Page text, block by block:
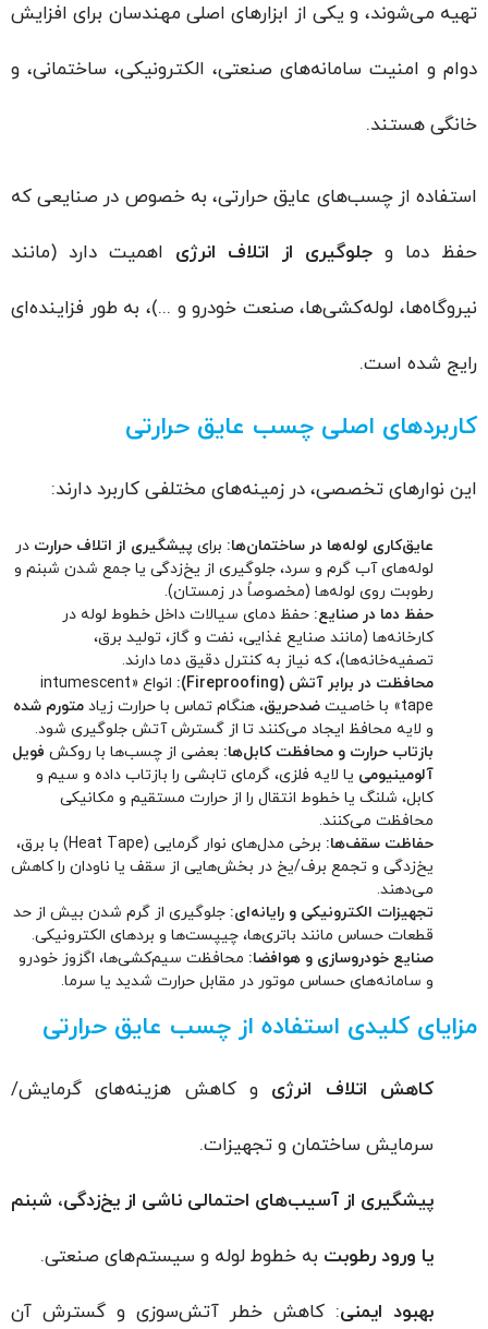
تهیه می‌شوند، و یکی از ابزارهای اصلی مهندسان برای افزایش
دوام و امنیت سامانه‌های صنعتی، الکترونیکی، ساختمانی، و
خانگی هستند.
استفاده از چسب‌های عایق حرارتی، به خصوص در صنایعی که
حفظ دما و جلوگیری از اتلاف انرژیاهمیت دارد (مانند
نیروگاه‌ها، لوله‌کشی‌ها، صنعت خودرو و ...)، به طور فزاینده‌ای
رایج شده است.
کاربردهای اصلی چسب عایق حرارتی
این نوارهای تخصصی، در زمینه‌های مختلفی کاربرد دارند:
عایق‌کاری لوله‌ها در ساختمان‌ها:برایپیشگیری از اتلاف حرارتدر
لوله‌های آب گرم و سرد، جلوگیری از یخ‌زدگی یا جمع شدن شبنم و
رطوبت روی لوله‌ها (مخصوصاً در زمستان).
حفظ دما در صنایع:حفظ دمای سیالات داخل خطوط لوله در
کارخانه‌ها (مانند صنایع غذایی، نفت و گاز، تولید برق،
تصفیه‌خانه‌ها)، که نیاز به کنترل دقیق دما دارند.
محافظت در برابر آتش (Fireproofing):
انواع «intumescent
tape» با خاصیت
ضدحریق، هنگام تماس با حرارت زیادمتورم شده
و لایه محافظ ایجاد می‌کنند تا از گسترش آتش جلوگیری شود.
بازتاب حرارت و محافظت کابل‌ها:بعضی از چسب‌ها با روکشفویل
آلومینیومییا لایه فلزی، گرمای تابشی را بازتاب داده و سیم و
کابل، شلنگ یا خطوط انتقال را از حرارت مستقیم و مکانیکی
محافظت می‌کنند.
حفاظت سقف‌ها:
برخی مدل‌های نوار گرمایی (Heat Tape) با برق،
یخ‌زدگی و تجمع برف/یخ در بخش‌هایی از سقف یا ناودان را کاهش
می‌دهند.
تجهیزات الکترونیکی و رایانه‌ای:جلوگیری از گرم شدن بیش از حد
قطعات حساس مانند باتری‌ها، چیپست‌ها و بردهای الکترونیکی.
صنایع خودروسازی و هوافضا:محافظت سیم‌کشی‌ها، اگزوز خودرو
و سامانه‌های حساس موتور در مقابل حرارت شدید یا سرما.
مزایای کلیدی استفاده از چسب عایق حرارتی
کاهش اتلاف انرژیو کاهش هزینه‌های گرمایش/
سرمایش ساختمان و تجهیزات.
پیشگیری از آسیب‌های احتمالی ناشی از یخ‌زدگی، شبنم
یا ورود رطوبتبه خطوط لوله و سیستم‌های صنعتی.
بهبود ایمنی: کاهش خطر آتش‌سوزی و گسترش آن